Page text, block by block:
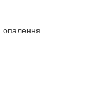
опалення